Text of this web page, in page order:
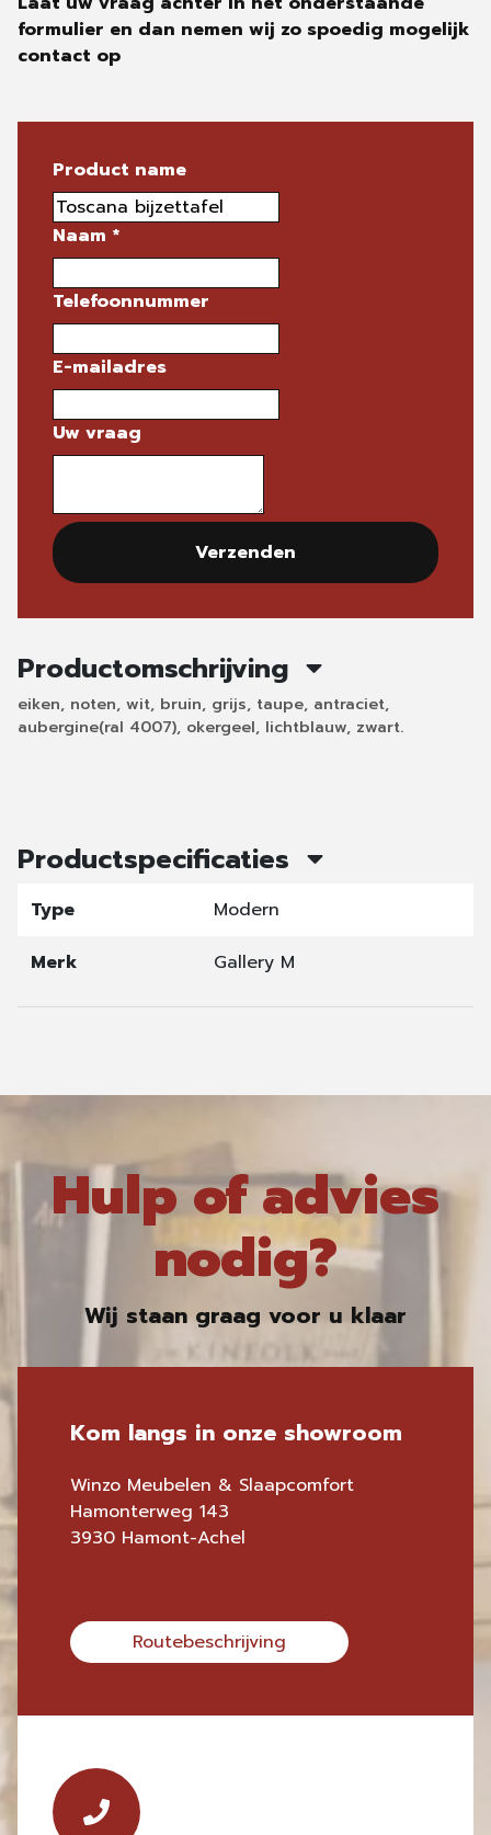
formulier en dan nemen wij zo spoedig mogelijk
contact op
Product name
Naam *
Telefoonnummer
E-mailadres
Uw vraag
Verzenden
Productomschrijving
eiken, noten, wit, bruin, grijs, taupe, antraciet,
aubergine(ral 4007), okergeel, lichtblauw, zwart.
Productspecificaties
Type
Modern
Merk
Gallery M
Hulp of advies
nodig?
Wij staan graag voor u klaar
Kom langs in onze showroom
Winzo Meubelen & Slaapcomfort
Hamonterweg 143
3930 Hamont-Achel
Routebeschrijving